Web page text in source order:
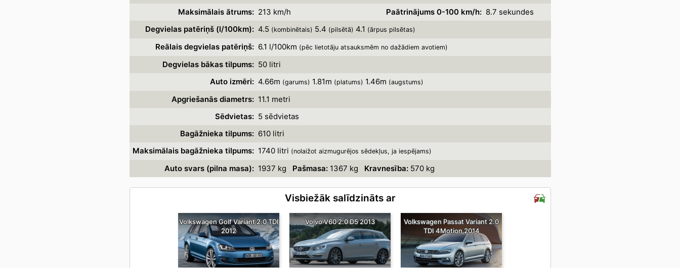
Maksimālais ātrums: 213 km/h Paātrinājums 0-100 km/h: 8.7 sekundes
Degvielas patēriņš (l/100km): 4.5 (kombinētais) 5.4 (pilsētā) 4.1 (ārpus pilsētas)
Reālais degvielas patēriņš: 6.1 l/100km (pēc lietotāju atsauksmēm no dažādiem avotiem)
Degvielas bākas tilpums: 50 litri
Auto izmēri: 4.66m (garums) 1.81m (platums) 1.46m (augstums)
Apgriešanās diametrs: 11.1 metri
Sēdvietas: 5 sēdvietas
Bagāžnieka tilpums: 610 litri
Maksimālais bagāžnieka tilpums: 1740 litri (nolaižot aizmugurējos sēdekļus, ja iespējams)
Auto svars (pilna masa): 1937 kg Pašmasa:1367 kg Kravnesība:570 kg
Visbiežāk salīdzināts ar
Volkswagen Golf Variant 2.0 TDI
2012
Volvo V60 2.0 D5 2013
Volkswagen Passat Variant 2.0
TDI 4Motion 2014